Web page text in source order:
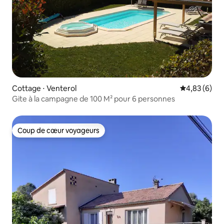
Cottage ⋅ Venterol Évaluation
4,83 (6)
Gite à la campagne de 100 M² pour 6 personnes
Coup de cœur voyageurs
Coup de cœur voyageurs